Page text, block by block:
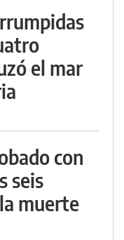
el mar
con
seis
muerte